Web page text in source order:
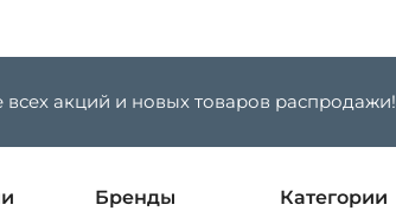
всех акций и новых товаров распродажи!
Бренды Категории